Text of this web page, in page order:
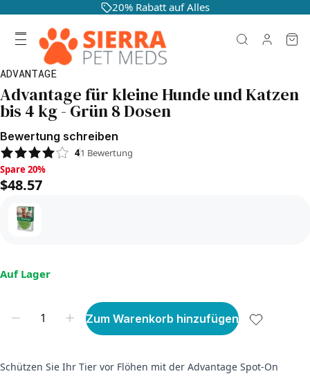
20% Rabatt auf Alles
ADVANTAGE
Advantage für kleine Hunde und Katzen
bis 4 kg - Grün 8 Dosen
Bewertung schreiben
41 Bewertung
Spare 20%, $48.57
Spare 20%
$48.57
Auf Lager
Zum Warenkorb hinzufügen
Schützen Sie Ihr Tier vor Flöhen mit der Advantage Spot-On